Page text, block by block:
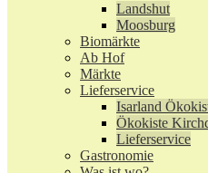
Landshut
Moosburg
Biomärkte
Ab Hof
Märkte
Lieferservice
Isarland
Ökokiste
Lieferservice
Gastronomie